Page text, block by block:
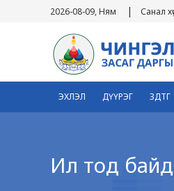
2026-08-09, Ням | Санал
ЭХЛЭЛ ДҮҮРЭГ ЗДТГ
Ил тод